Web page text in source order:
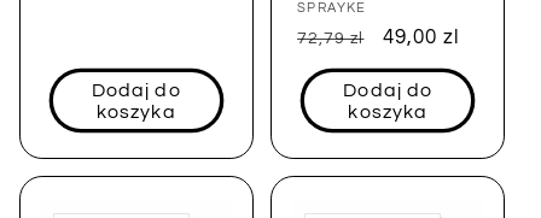
Dodaj do
koszyka
Dostawca:
SPRAYKE
Cena
regularna
72,79 zl
Cena
sprzedaży
49,00 zl
Dodaj do
koszyka